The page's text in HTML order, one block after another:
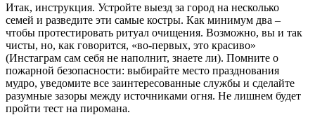
Итак, инструкция. Устройте выезд за город на несколько
семей и разведите эти самые костры. Как минимум два –
чтобы протестировать ритуал очищения. Возможно, вы и так
чисты, но, как говорится, «во-первых, это красиво»
(Инстаграм сам себя не наполнит, знаете ли). Помните о
пожарной безопасности: выбирайте место празднования
мудро, уведомите все заинтересованные службы и сделайте
разумные зазоры между источниками огня. Не лишнем будет
пройти тест на пиромана.